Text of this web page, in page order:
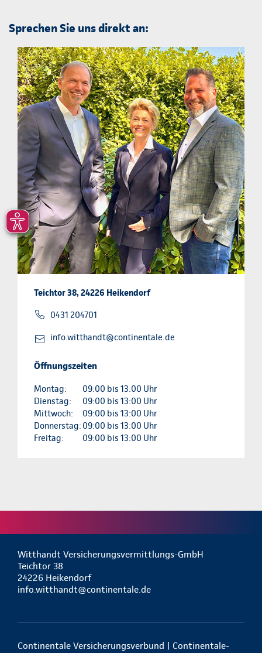
Sprechen Sie uns direkt an:
Teichtor 38, 24226 Heikendorf
0431 204701
info.witthandt@continentale.de
Öffnungszeiten
Montag:
09:00 bis 13:00 Uhr
Dienstag:
09:00 bis 13:00 Uhr
Mittwoch:
09:00 bis 13:00 Uhr
Donnerstag: 09:00 bis 13:00 Uhr
Freitag:
09:00 bis 13:00 Uhr
Witthandt Versicherungsvermittlungs-GmbH
Teichtor 38
24226 Heikendorf
info.witthandt@continentale.de
Continentale Versicherungsverbund | Continentale-